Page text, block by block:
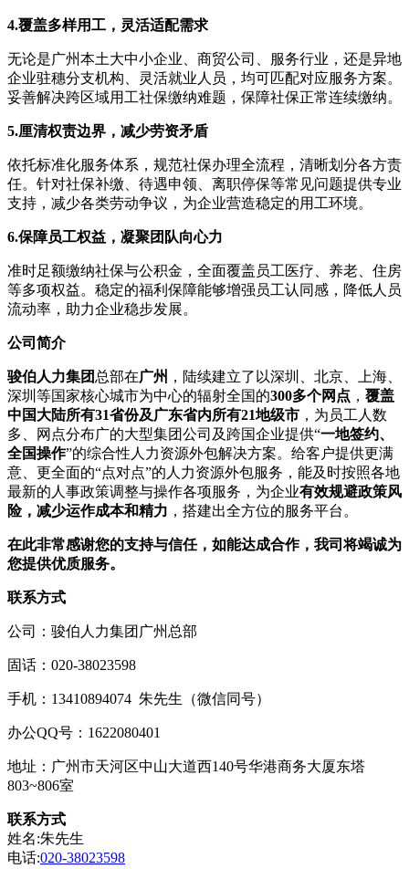
4.覆盖多样用工，灵活适配需求
无论是广州本土大中小企业、商贸公司、服务行业，还是异地
企业驻穗分支机构、灵活就业人员，均可匹配对应服务方案。
妥善解决跨区域用工社保缴纳难题，保障社保正常连续缴纳。
5.厘清权责边界，减少劳资矛盾
依托标准化服务体系，规范社保办理全流程，清晰划分各方责
任。针对社保补缴、待遇申领、离职停保等常见问题提供专业
支持，减少各类劳动争议，为企业营造稳定的用工环境。
6.保障员工权益，凝聚团队向心力
准时足额缴纳社保与公积金，全面覆盖员工医疗、养老、住房
等多项权益。稳定的福利保障能够增强员工认同感，降低人员
流动率，助力企业稳步发展。
公司 简介
骏伯人力集团 总部在广州 ，陆续建立了以深圳、北京、上海、
深圳等国家核心城市为中心的辐射全国的300多个网点 ， 覆盖
中国大陆所有31省份及广东省内所有21地级市 ，为员工人数
多、网点分布广的大型集团公司及跨国企业提供“一地签约、
全国操作”的综合性人力资源外包解决方案。给客户提供更满
意、更全面的“点对点”的人力资源外包服务，能及时按照各地
最新的人事政策调整与操作各项服务，为企业有效规避政策风
险，减少运作成本和精力 ，搭建出全方位的服务平台。
在此非常感谢您的支持与信任，如能达成合作，我司将竭诚为
您提供优质服务。
联系方式
公司：骏伯人力集团广州总部
固话：020-38023598
手机：13410894074 朱先生（微信同号）
办公QQ号：1622080401
地址：广州市天河区中山大道西140号华港商务大厦东塔
803~806室
联系方式
姓名:朱先生
电话:020-38023598